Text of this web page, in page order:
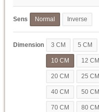
Sens Normal Inverse
Dimension 3 CM 5 CM
10 CM 12 CM
20 CM 25 CM
40 CM 50 CM
70 CM 80 CM